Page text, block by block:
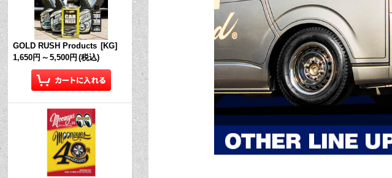
GOLD RUSH Products [KG]
1,650円 ～ 5,500円 (税込)